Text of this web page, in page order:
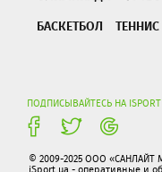
БАСКЕТБОЛ
ТЕННИС
ПОДПИСЫВАЙТЕСЬ НА ISPORT
© 2009-2025 ООО